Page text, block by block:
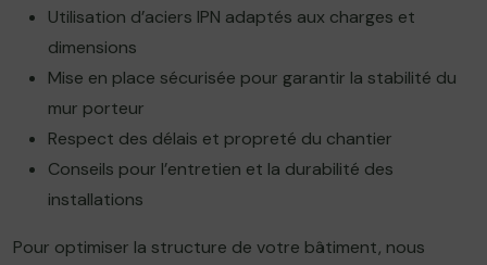
Utilisation d’aciers IPN adaptés aux charges et
dimensions
Mise en place sécurisée pour garantir la stabilité du
mur porteur
Respect des délais et propreté du chantier
Conseils pour l’entretien et la durabilité des
installations
Pour optimiser la structure de votre bâtiment, nous